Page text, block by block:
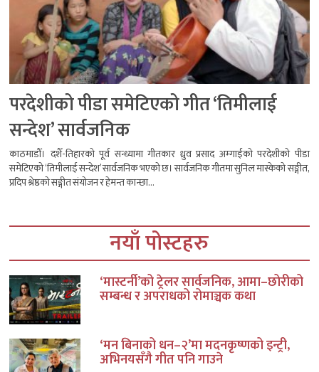
परदेशीको पीडा समेटिएको गीत ‘तिमीलाई
सन्देश’ सार्वजनिक
काठमाडौँ। दशैँ-तिहारको पूर्व सन्ध्यामा गीतकार ध्रुव प्रसाद अम्गाईको परदेशीको पीडा
समेटिएको ‘तिमीलाई सन्देश’ सार्वजनिक भएको छ। सार्वजनिक गीतमा सुनिल मास्केको सङ्गीत,
प्रदिप श्रेष्ठको सङ्गीत संयोजन र हेमन्त कान्छा...
नयाँ पोस्टहरु
‘मास्टर्नी’को ट्रेलर सार्वजनिक, आमा–छोरीको
सम्बन्ध र अपराधको रोमाञ्चक कथा
‘मन बिनाको धन–२’मा मदनकृष्णको इन्ट्री,
अभिनयसँगै गीत पनि गाउने